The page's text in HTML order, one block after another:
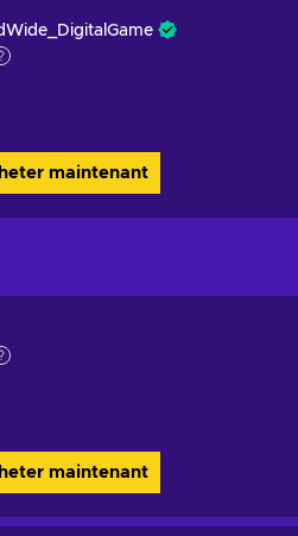
maintenant
maintenant